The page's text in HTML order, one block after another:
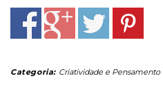
Categoria: Criatividade e Pensamento